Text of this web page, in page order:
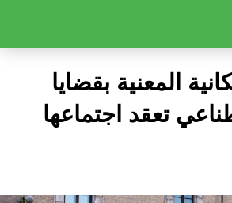
المعنية بقضايا
تعقد اجتماعها